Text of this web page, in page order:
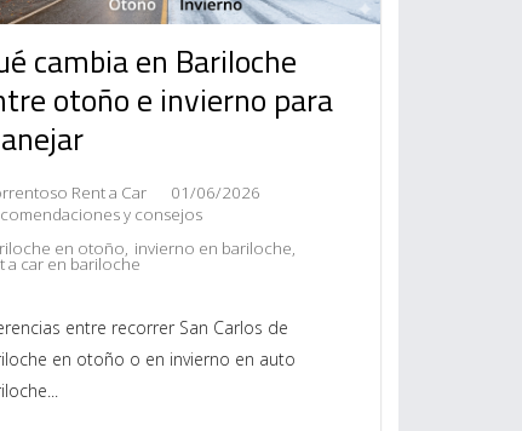
cambia en Bariloche
otoño e invierno para
Rent a Car
01/06/2026
y consejos
en otoño, invierno en bariloche,
a car en bariloche
entre recorrer San Carlos de
en otoño o en invierno en auto